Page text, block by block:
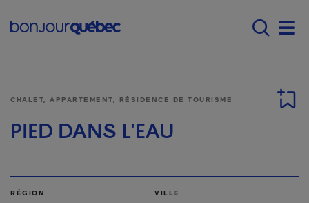
Main navigation -
CHALET, APPARTEMENT, RÉSIDENCE DE TOURISME
PIED DANS L'EAU
RÉGION VILLE